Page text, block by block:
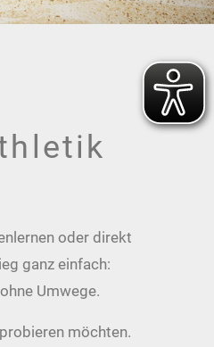
oder direkt
ganz einfach:
Umwege.
möchten.